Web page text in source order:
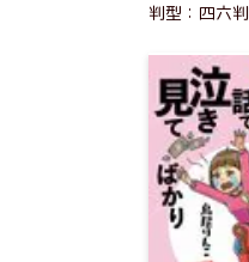
判型：四六判